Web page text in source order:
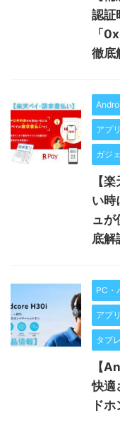
認証
「
徹底
アプ
ガジ
【
い時
ュが
底解
PC・
アプ
タブ
【
快適
ド